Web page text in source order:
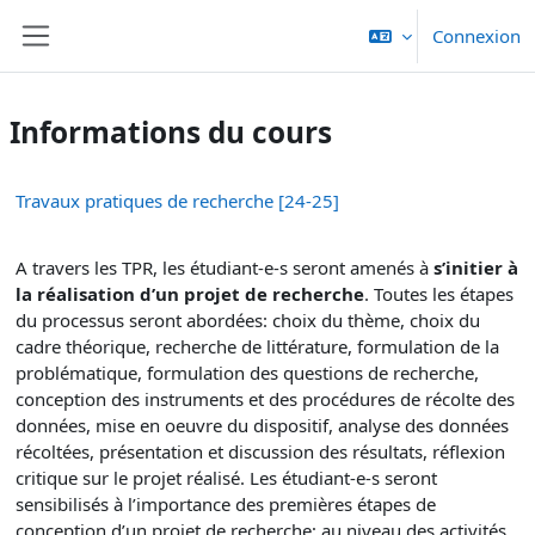
Connexion
Informations du cours
Travaux pratiques de recherche [24-25]
A travers les TPR, les étudiant‐e‐s seront amenés à s’initier à
la réalisation d’un projet de recherche. Toutes les étapes
du processus seront abordées: choix du thème, choix du
cadre théorique, recherche de littérature, formulation de la
problématique, formulation des questions de recherche,
conception des instruments et des procédures de récolte des
données, mise en oeuvre du dispositif, analyse des données
récoltées, présentation et discussion des résultats, réflexion
critique sur le projet réalisé. Les étudiant‐e‐s seront
sensibilisés à l’importance des premières étapes de
conception d’un projet de recherche; au niveau des activités